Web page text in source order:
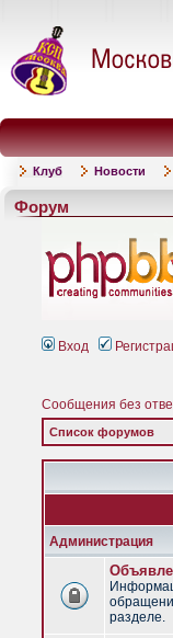
Клуб Новости
Форум
Вход
Сообщения без
Список форумов
Администрация
разделе.